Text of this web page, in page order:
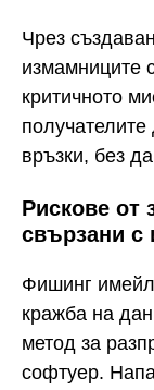
Чрез
измамниците
критичното
връзки, без
Рискове от
свързани с
Фишинг
кражба на
метод за
софтуер.